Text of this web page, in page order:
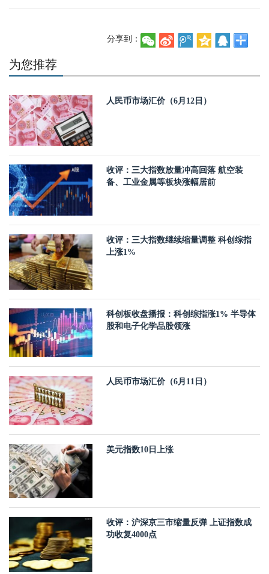
分享到：
为您推荐
人民币市场汇价（6月12日）
收评：三大指数放量冲高回落 航空装
备、工业金属等板块涨幅居前
收评：三大指数继续缩量调整 科创综指
上涨1%
科创板收盘播报：科创综指涨1% 半导体
股和电子化学品股领涨
人民币市场汇价（6月11日）
美元指数10日上涨
收评：沪深京三市缩量反弹 上证指数成
功收复4000点